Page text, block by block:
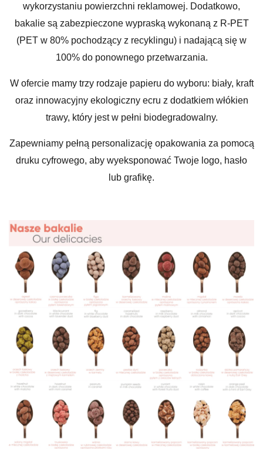
wykorzystaniu powierzchni reklamowej. Dodatkowo,
bakalie są zabezpieczone wypraską wykonaną z R-PET
(PET w 80% pochodzący z recyklingu) i nadającą się w
100% do ponownego przetwarzania.
W ofercie mamy trzy rodzaje papieru do wyboru: biały, kraft
oraz innowacyjny ekologiczny ecru z dodatkiem włókien
trawy, który jest w pełni biodegradowalny.
Zapewniamy pełną personalizację opakowania za pomocą
druku cyfrowego, aby wyeksponować Twoje logo, hasło
lub grafikę.